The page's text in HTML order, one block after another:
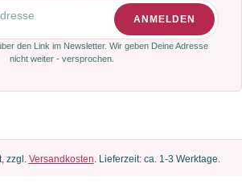
ANMELDEN
den Link im Newsletter. Wir geben Deine Adresse
nicht weiter - versprochen.
zzgl. Versandkosten. Lieferzeit: ca. 1-3 Werktage.